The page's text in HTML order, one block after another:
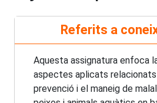
Referits a
Aquesta assignatura enfoca
aspectes aplicats
prevenció i el maneig de